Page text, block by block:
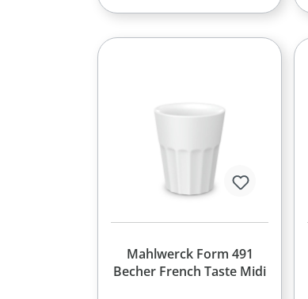
Mahlwerck Form 491
Becher French Taste Midi